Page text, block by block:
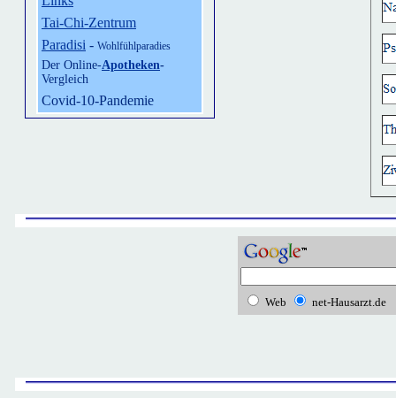
Tai-Chi-Zentrum
Paradisi - Wohlfühlparadies
Der Online-Apotheken-
Vergleich
Covid-10-Pandemie
Web net-Hausarzt.de